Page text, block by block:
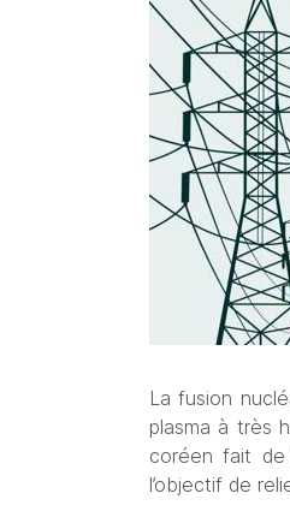
La fusion
plasma à très
coréen fait de
l’objectif de